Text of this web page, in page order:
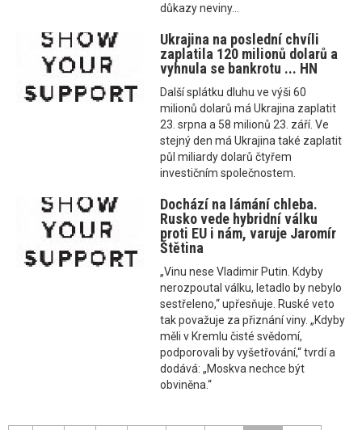
důkazy neviny...
Ukrajina na poslední chvíli
zaplatila 120 milionů dolarů a
vyhnula se bankrotu ... HN
Další splátku dluhu ve výši 60
milionů dolarů má Ukrajina zaplatit
23. srpna a 58 milionů 23. září. Ve
stejný den má Ukrajina také zaplatit
půl miliardy dolarů čtyřem
investičním společnostem.
Dochází na lámání chleba.
Rusko vede hybridní válku
proti EU i nám, varuje Jaromír
Štětina
„Vinu nese Vladimir Putin. Kdyby
nerozpoutal válku, letadlo by nebylo
sestřeleno,“ upřesňuje. Ruské veto
tak považuje za přiznání viny. „Kdyby
měli v Kremlu čisté svědomí,
podporovali by vyšetřování,“ tvrdí a
dodává: „Moskva nechce být
obviněna.“